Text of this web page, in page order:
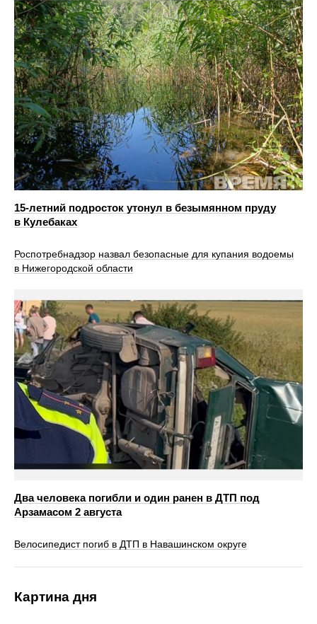
15-летний подросток утонул в безымянном пруду
в Кулебаках
Роспотребнадзор назвал безопасные для купания водоемы
в Нижегородской области
Два человека погибли и один ранен в ДТП под
Арзамасом 2 августа
Велосипедист погиб в ДТП в Навашинском округе
Картина дня